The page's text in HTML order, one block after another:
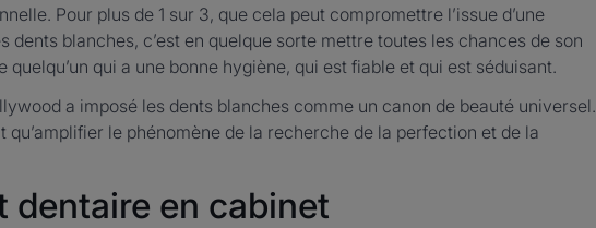
Pour plus de 1 sur 3, que cela peut compromettre l’issue d’une
dents blanches, c’est en quelque sorte mettre toutes les chances de son
quelqu’un qui a une bonne hygiène, qui est fiable et qui est séduisant.
a imposé les dents blanches comme un canon de beauté universel.
qu’amplifier le phénomène de la recherche de la perfection et de la
dentaire en cabinet